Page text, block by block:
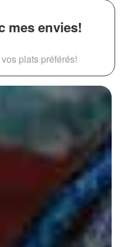
mes envies!
plats préférés!